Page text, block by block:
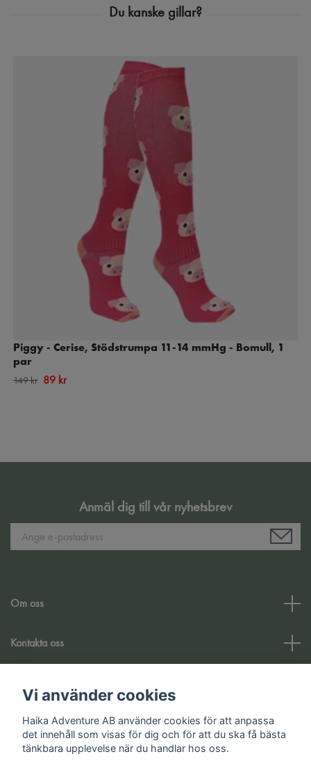
Piggy - Cerise, Stödstrumpa 11-14 mmHg - Bomull, 1
par
149 kr 89 kr
Anmäl dig till vår nyhetsbrev
Om oss
Kontakta oss
Sociala medier
Vi använder cookies
Haika Adventure AB använder cookies för att anpassa
det innehåll som visas för dig och för att du ska få bästa
tänkbara upplevelse när du handlar hos oss.